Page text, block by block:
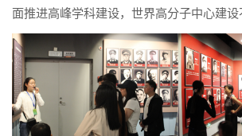
面推进高峰学科建设，世界高分子中心建设